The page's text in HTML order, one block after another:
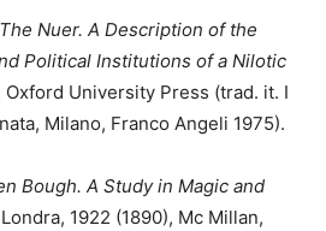
The Nuer. A Description of the
Political Institutions of a Nilotic
Oxford University Press (trad. it. I
Milano, Franco Angeli 1975).
Bough. A Study in Magic and
1922 (1890), Mc Millan,